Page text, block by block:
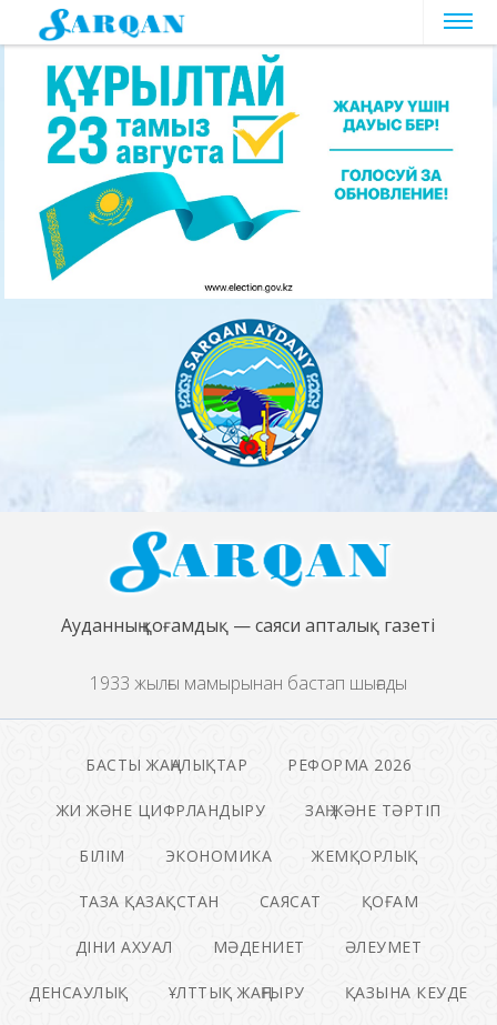
Ауданның қоғамдық — саяси апталық газеті
1933 жылғы мамырынан бастап шығады
БАСТЫ ЖАҢАЛЫҚТАР РЕФОРМА 2026
ЖИ ЖӘНЕ ЦИФРЛАНДЫРУ ЗАҢ ЖӘНЕ ТӘРТІП
БІЛІМ ЭКОНОМИКА ЖЕМҚОРЛЫҚ
ТАЗА ҚАЗАҚСТАН САЯСАТ ҚОҒАМ
ДІНИ АХУАЛ МӘДЕНИЕТ ӘЛЕУМЕТ
ДЕНСАУЛЫҚ ҰЛТТЫҚ ЖАҢҒЫРУ ҚАЗЫНА КЕУДЕ